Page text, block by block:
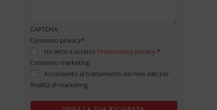
CAPTCHA
Consenso privacy*
Ho letto e accetto l'informativa privacy *
Consenso marketing
Acconsento al trattamento dei miei dati per
finalità di marketing